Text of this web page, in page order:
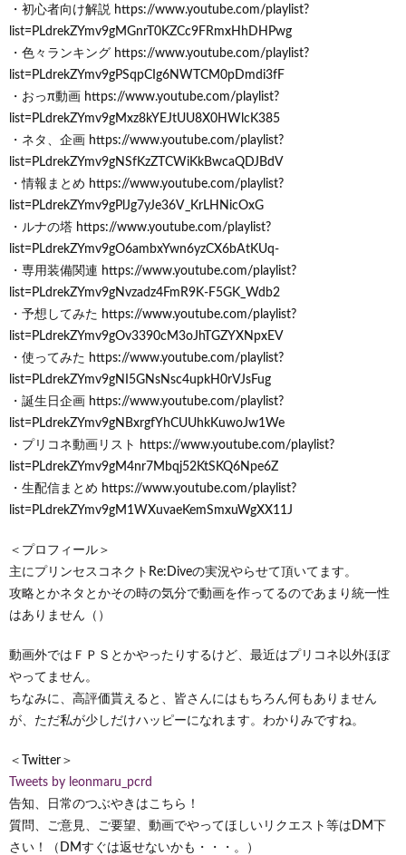
・初心者向け解説 https://www.youtube.com/playlist?
list=PLdrekZYmv9gMGnrT0KZCc9FRmxHhDHPwg
・色々ランキング https://www.youtube.com/playlist?
list=PLdrekZYmv9gPSqpCIg6NWTCM0pDmdi3fF
・おっπ動画 https://www.youtube.com/playlist?
list=PLdrekZYmv9gMxz8kYEJtUU8X0HWlcK385
・ネタ、企画 https://www.youtube.com/playlist?
list=PLdrekZYmv9gNSfKzZTCWiKkBwcaQDJBdV
・情報まとめ https://www.youtube.com/playlist?
list=PLdrekZYmv9gPlJg7yJe36V_KrLHNicOxG
・ルナの塔 https://www.youtube.com/playlist?
list=PLdrekZYmv9gO6ambxYwn6yzCX6bAtKUq-
・専用装備関連 https://www.youtube.com/playlist?
list=PLdrekZYmv9gNvzadz4FmR9K-F5GK_Wdb2
・予想してみた https://www.youtube.com/playlist?
list=PLdrekZYmv9gOv3390cM3oJhTGZYXNpxEV
・使ってみた https://www.youtube.com/playlist?
list=PLdrekZYmv9gNI5GNsNsc4upkH0rVJsFug
・誕生日企画 https://www.youtube.com/playlist?
list=PLdrekZYmv9gNBxrgfYhCUUhkKuwoJw1We
・プリコネ動画リスト https://www.youtube.com/playlist?
list=PLdrekZYmv9gM4nr7Mbqj52KtSKQ6Npe6Z
・生配信まとめ https://www.youtube.com/playlist?
list=PLdrekZYmv9gM1WXuvaeKemSmxuWgXX11J
＜プロフィール＞
主にプリンセスコネクトRe:Diveの実況やらせて頂いてます。
攻略とかネタとかその時の気分で動画を作ってるのであまり統一性
はありません（）
動画外ではＦＰＳとかやったりするけど、最近はプリコネ以外ほぼ
やってません。
ちなみに、高評価貰えると、皆さんにはもちろん何もありません
が、ただ私が少しだけハッピーになれます。わかりみですね。
＜Twitter＞
Tweets by leonmaru_pcrd
告知、日常のつぶやきはこちら！
質問、ご意見、ご要望、動画でやってほしいリクエスト等はDM下
さい！（DMすぐは返せないかも・・・。）